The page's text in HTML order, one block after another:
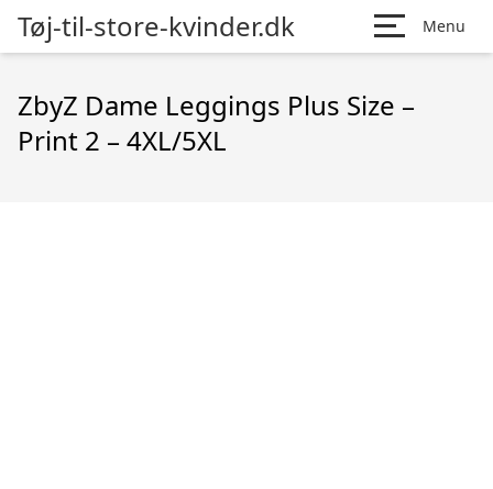
Tøj-til-store-kvinder.dk Menu
ZbyZ Dame Leggings Plus Size –
Print 2 – 4XL/5XL